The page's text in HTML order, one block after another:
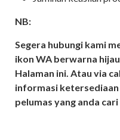
NB:
Segera hubungi kami
ikon WA berwarna
Halaman ini. Atau via
informasi
pelumas yang anda cari